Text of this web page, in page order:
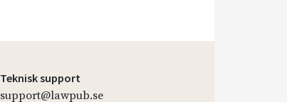
Teknisk support
support@lawpub.se